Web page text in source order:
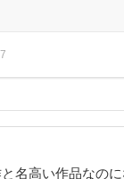
名高い作品なの